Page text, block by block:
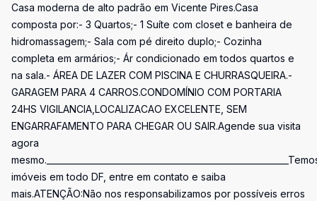
Casa moderna de alto padrão em Vicente Pires.Casa
composta por:- 3 Quartos;- 1 Suíte com closet e banheira de
hidromassagem;- Sala com pé direito duplo;- Cozinha
completa em armários;- Ár condicionado em todos quartos e
na sala.- ÁREA DE LAZER COM PISCINA E CHURRASQUEIRA.-
GARAGEM PARA 4 CARROS.CONDOMÍNIO COM PORTARIA
24HS VIGILANCIA,LOCALIZACAO EXCELENTE, SEM
ENGARRAFAMENTO PARA CHEGAR OU SAIR.Agende sua visita
agora
imóveis em todo DF, entre em contato e saiba
mais.ATENÇÃO:Não nos responsabilizamos por possíveis erros